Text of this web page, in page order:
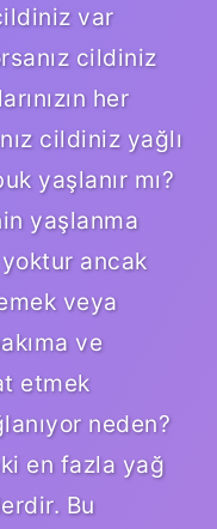
var
cildiniz
her
cildiniz yağlı
yaşlanır mı?
yaşlanma
ancak
veya
ve
etmek
neden?
en fazla yağ
Bu